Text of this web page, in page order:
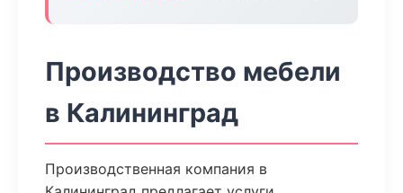
Производство мебели
в Калининград
Производственная компания в